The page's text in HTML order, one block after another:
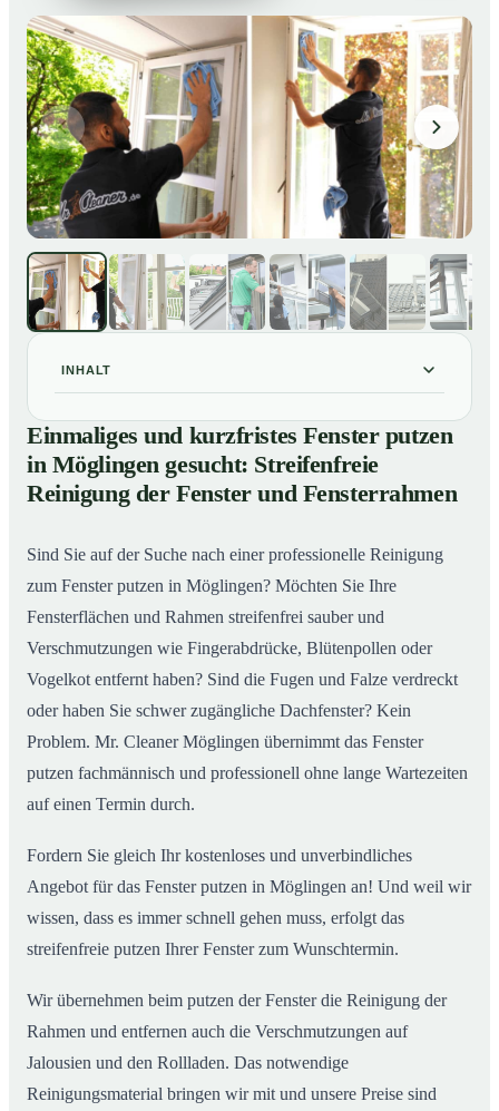
INHALT
Einmaliges und kurzfristes Fenster putzen in
Möglingen gesucht: Streifenfreie Reinigung der Fenster
und Fensterrahmen
02So putzen unsere Profis in Möglingen Ihre Fenster
Einmaliges und kurzfristes Fenster putzen
in Möglingen gesucht: Streifenfreie
Reinigung der Fenster und Fensterrahmen
Sind Sie auf der Suche nach einer professionelle Reinigung
zum Fenster putzen in Möglingen? Möchten Sie Ihre
Fensterflächen und Rahmen streifenfrei sauber und
Verschmutzungen wie Fingerabdrücke, Blütenpollen oder
Vogelkot entfernt haben? Sind die Fugen und Falze verdreckt
oder haben Sie schwer zugängliche Dachfenster? Kein
Problem. Mr. Cleaner Möglingen übernimmt das Fenster
putzen fachmännisch und professionell ohne lange Wartezeiten
auf einen Termin durch.
Fordern Sie gleich Ihr kostenloses und unverbindliches
Angebot für das Fenster putzen in Möglingen an! Und weil wir
wissen, dass es immer schnell gehen muss, erfolgt das
streifenfreie putzen Ihrer Fenster zum Wunschtermin.
Wir übernehmen beim putzen der Fenster die Reinigung der
Rahmen und entfernen auch die Verschmutzungen auf
Jalousien und den Rollladen. Das notwendige
Reinigungsmaterial bringen wir mit und unsere Preise sind